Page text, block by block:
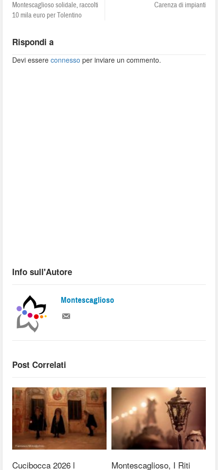
Montescaglioso solidale, raccolti
10 mila euro per Tolentino
Carenza di impianti
Rispondi a
Devi essereconnesso per inviare un commento.
Info sull'Autore
Montescaglioso
Post Correlati
Cucibocca 2026 l Montescaglioso, I Riti